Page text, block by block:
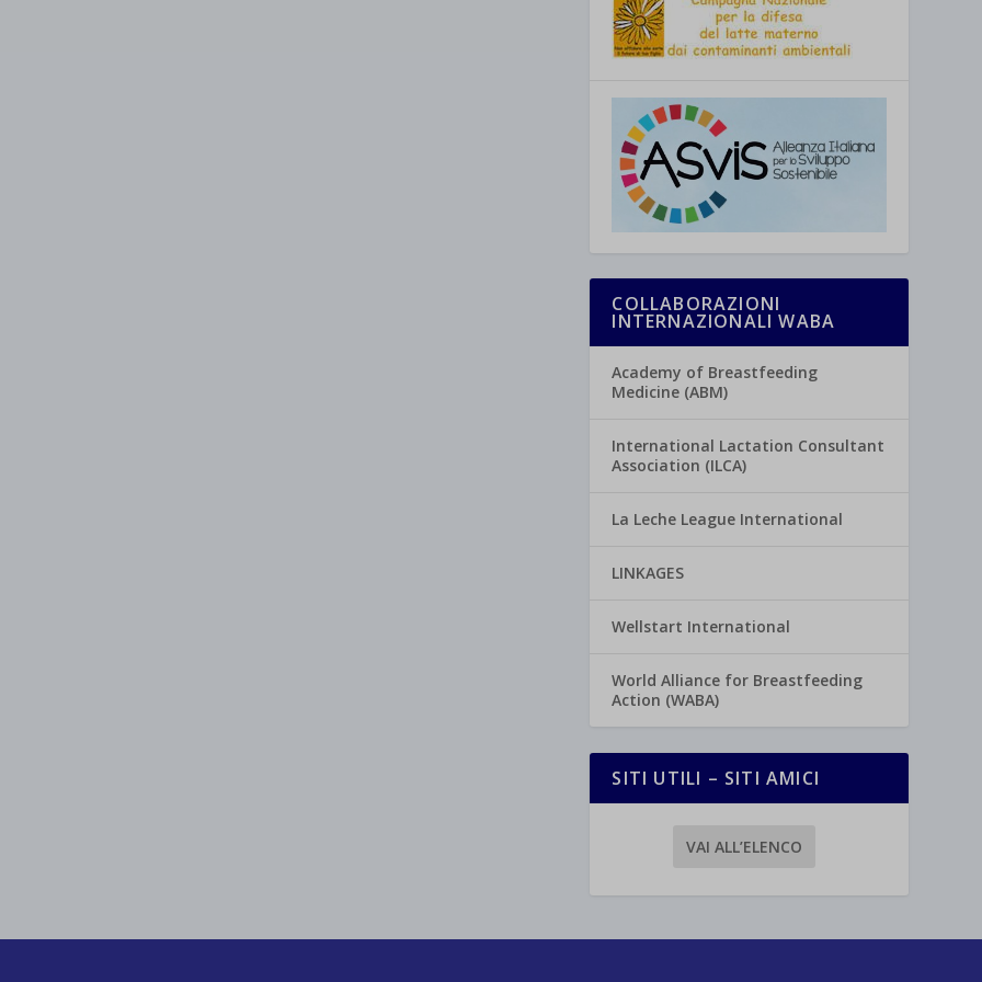
COLLABORAZIONI
INTERNAZIONALI WABA
Academy of Breastfeeding
Medicine (ABM)
International Lactation Consultant
Association (ILCA)
La Leche League International
LINKAGES
Wellstart International
World Alliance for Breastfeeding
Action (WABA)
SITI UTILI – SITI AMICI
VAI ALL’ELENCO